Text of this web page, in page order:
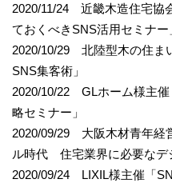
2020/11/24 近畿木造住宅協
ておくべきSNS活用セミナー
2020/10/29 北陸型木の住ま
SNS集客術」
2020/10/22 GLホーム様主
略セミナー」
2020/09/29 大阪木材青年経
ル時代 住宅業界に必要なデ
2020/09/24 LIXIL様主催「